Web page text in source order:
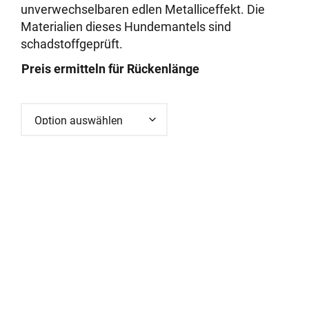
unverwechselbaren edlen Metalliceffekt. Die
Materialien dieses Hundemantels sind
schadstoffgeprüft.
Preis ermitteln für Rückenlänge